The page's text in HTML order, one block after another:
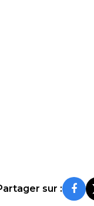
sur :